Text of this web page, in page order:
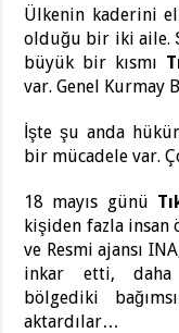
Ülkenin kaderini
olduğu bir iki aile.
büyük bir kısmı
var. Genel Kurmay
İşte şu anda
bir mücadele var.
18 mayıs günü
kişiden fazla insan
ve Resmi ajansı
inkar etti, daha
bölgediki
aktardılar…